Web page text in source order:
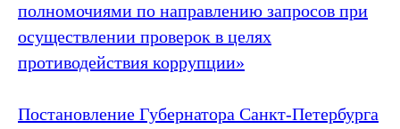
полномочиями по направлению запросов при
осуществлении проверок в целях
противодействия коррупции»
Постановление Губернатора Санкт‑Петербурга